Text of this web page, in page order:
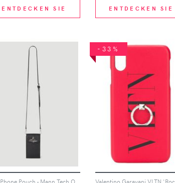
ENTDECKEN SIE ENTDECKEN SIE
-33%